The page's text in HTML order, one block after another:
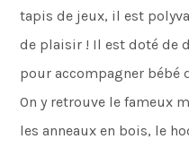
tapis de jeux, il est
de plaisir ! Il est doté de
pour accompagner bébé
On y retrouve le fameux
les anneaux en bois, le